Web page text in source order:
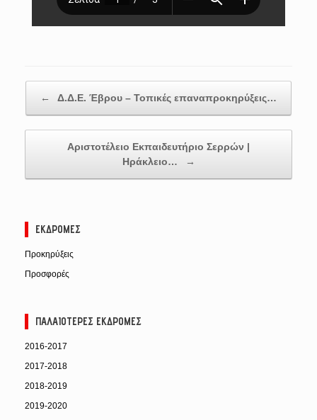
←
Δ.Δ.Ε. Έβρου – Τοπικές επαναπροκηρύξεις…
Αριστοτέλειο Εκπαιδευτήριο Σερρών |
Ηράκλειο…
→
ΕΚΔΡΟΜΈΣ
Προκηρύξεις
Προσφορές
ΠΑΛΑΙΌΤΕΡΕΣ ΕΚΔΡΟΜΈΣ
2016-2017
2017-2018
2018-2019
2019-2020